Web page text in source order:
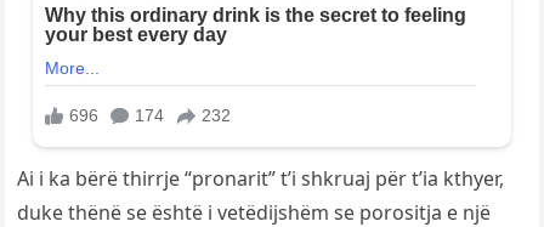
Ai i ka bërë thirrje “pronarit” t’i shkruaj për t’ia kthyer,
duke thënë se është i vetëdijshëm se porositja e një